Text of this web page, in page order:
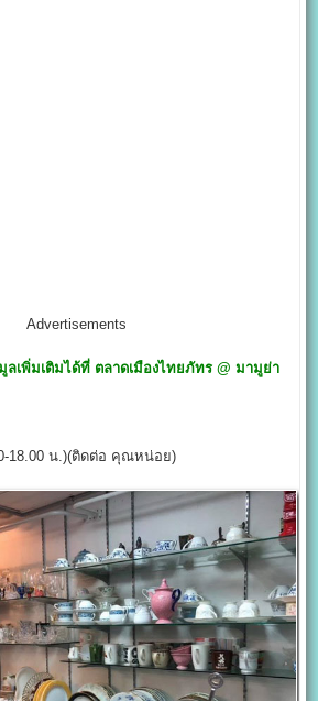
Advertisements
เพิ่มเติมได้ที่ ตลาดเมืองไทยภัทร @มามูย่า
18.00 น.)(ติดต่อ คุณหน่อย)